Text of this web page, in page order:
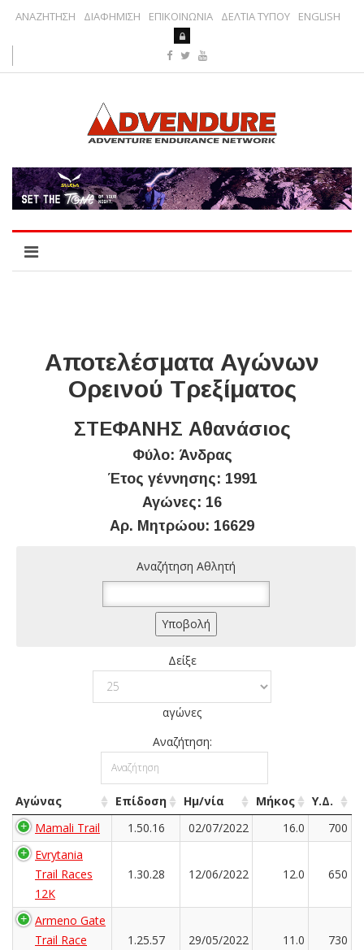
ΑΝΑΖΗΤΗΣΗ ΔΙΑΦΗΜΙΣΗ ΕΠΙΚΟΙΝΩΝΙΑ ΔΕΛΤΙΑ ΤΥΠΟΥ ENGLISH
Αποτελέσματα Αγώνων
Ορεινού Τρεξίματος
ΣΤΕΦΑΝΗΣ Αθανάσιος
Φύλο: Άνδρας
Έτος γέννησης: 1991
Αγώνες: 16
Αρ. Μητρώου: 16629
Αναζήτηση Αθλητή
Δείξε
αγώνες
Αναζήτηση:
Αγώνας Επίδοση Ημ/νία Μήκος
Υ.Δ.
Mamali Trail
1.50.16 02/07/2022 16.0
700
Evrytania
Trail Races
12K
1.30.28 12/06/2022 12.0 650
Armeno Gate
Trail Race
1.25.57 29/05/2022 11.0 730